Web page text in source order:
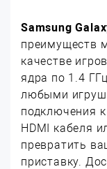
Samsung
преимуществ
качестве
ядра по 1.4
любыми
подключения
HDMI кабеля
превратить
приставку.